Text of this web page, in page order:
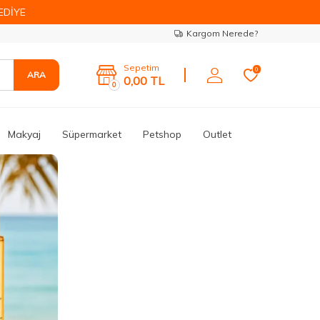
Kargom Nerede?
ARA
0
Sepetim
0,00 TL
0
Makyaj Süpermarket Petshop Outlet